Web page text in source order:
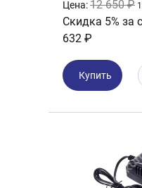
Цена:12 650 ₽
Скидка 5% за
632 ₽
Купить